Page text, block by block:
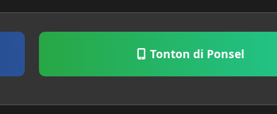
Tonton di Ponsel